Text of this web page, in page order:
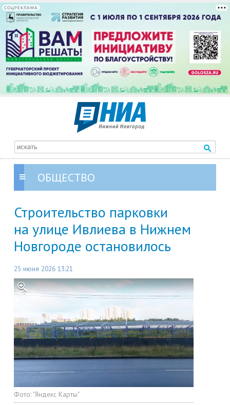
СОЦРЕКЛАМА
ОБЩЕСТВО
Строительство парковки
на улице Ивлиева в Нижнем
Новгороде остановилось
25 июня 2026 13:21
Фото: "Яндекс Карты"